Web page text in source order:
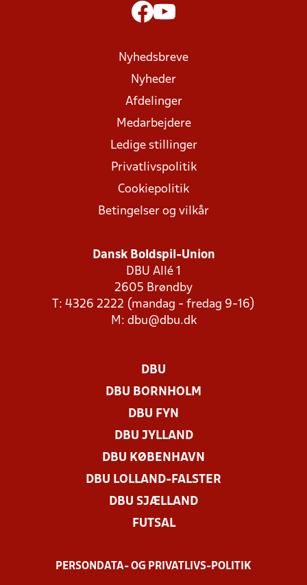
Nyhedsbreve
Nyheder
Afdelinger
Medarbejdere
Ledige stillinger
Privatlivspolitik
Cookiepolitik
Betingelser og vilkår
Dansk Boldspil-Union
DBU Allé 1
2605 Brøndby
T: 4326 2222 (mandag - fredag 9-16)
M: dbu@dbu.dk
DBU
DBU BORNHOLM
DBU FYN
DBU JYLLAND
DBU KØBENHAVN
DBU LOLLAND-FALSTER
DBU SJÆLLAND
FUTSAL
PERSONDATA- OG PRIVATLIVS-POLITIK